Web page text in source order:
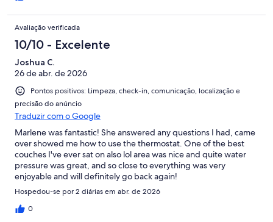
Avaliação verificada
10/10 - Excelente
Joshua C.
26 de abr. de 2026
Pontos positivos: Limpeza, check-in, comunicação, localização e
precisão do anúncio
Traduzir com o Google
Marlene was fantastic! She answered any questions I had, came
over showed me how to use the thermostat. One of the best
couches I've ever sat on also lol area was nice and quite water
pressure was great, and so close to everything was very
enjoyable and will definitely go back again!
Hospedou-se por 2 diárias em abr. de 2026
0